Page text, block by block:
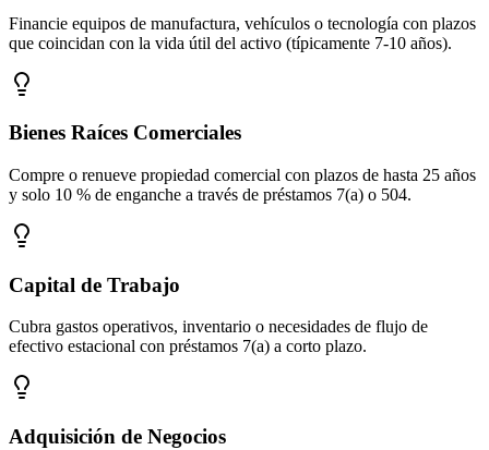
Financie equipos de manufactura, vehículos o tecnología con plazos
que coincidan con la vida útil del activo (típicamente 7-10 años).
Bienes Raíces Comerciales
Compre o renueve propiedad comercial con plazos de hasta 25 años
y solo 10 % de enganche a través de préstamos 7(a) o 504.
Capital de Trabajo
Cubra gastos operativos, inventario o necesidades de flujo de
efectivo estacional con préstamos 7(a) a corto plazo.
Adquisición de Negocios